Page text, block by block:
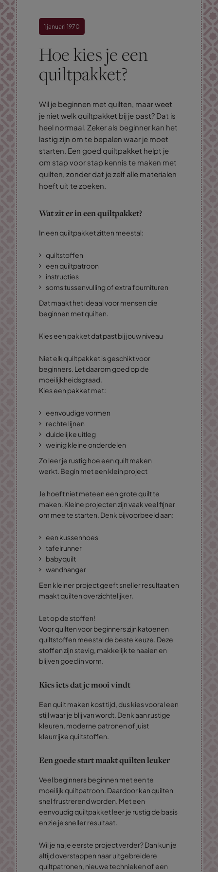
1 januari 1970
Hoe kies je een
quiltpakket?
Wil je beginnen met quilten, maar weet
je niet welk quiltpakket bij je past? Dat is
heel normaal. Zeker als beginner kan het
lastig zijn om te bepalen waar je moet
starten. Een goed quiltpakket helpt je
om stap voor stap kennis te maken met
quilten, zonder dat je zelf alle materialen
hoeft uit te zoeken.
Wat zit er in een quiltpakket?
In een quiltpakket zitten meestal:
quiltstoffen
een quiltpatroon
instructies
soms tussenvulling of extra fournituren
Dat maakt het ideaal voor mensen die
beginnen met quilten.
Kies een pakket dat past bij jouw niveau
Niet elk quiltpakket is geschikt voor
beginners. Let daarom goed op de
moeilijkheidsgraad.
Kies een pakket met:
eenvoudige vormen
rechte lijnen
duidelijke uitleg
weinig kleine onderdelen
Zo leer je rustig hoe een quilt maken
werkt. Begin met een klein project
Je hoeft niet meteen een grote quilt te
maken. Kleine projecten zijn vaak veel fijner
om mee te starten. Denk bijvoorbeeld aan:
een kussenhoes
tafelrunner
babyquilt
wandhanger
Een kleiner project geeft sneller resultaat en
maakt quilten overzichtelijker.
Let op de stoffen!
Voor quilten voor beginners zijn katoenen
quiltstoffen meestal de beste keuze. Deze
stoffen zijn stevig, makkelijk te naaien en
blijven goed in vorm.
Kies iets dat je mooi vindt
Een quilt maken kost tijd, dus kies vooral een
stijl waar je blij van wordt. Denk aan rustige
kleuren, moderne patronen of juist
kleurrijke quiltstoffen.
Een goede start maakt quilten leuker
Veel beginners beginnen met een te
moeilijk quiltpatroon. Daardoor kan quilten
snel frustrerend worden. Met een
eenvoudig quiltpakket leer je rustig de basis
en zie je sneller resultaat.
Wil je na je eerste project verder? Dan kun je
altijd overstappen naar uitgebreidere
quiltpatronen, nieuwe technieken of een